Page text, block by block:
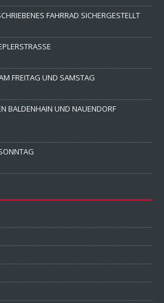
FAHRRAD SICHERGESTELLT
FREITAG UND SAMSTAG
BALDENHAIN UND NAUENDORF